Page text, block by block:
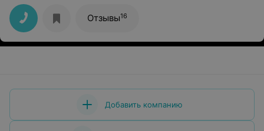
питание, индивидуально подобранные процедуры.
Отдельную очень большую благодарность хотелось бы
выразить врачу-психотерапевту Казаковой Екатерине
Игоревне. Обращались ко многим специалистам ранее
по вопросу психоэмоционального напряжения, но
Побольше таких специалистов и процветания
Санаторию Юность!
Отзывы16
Добавить компанию